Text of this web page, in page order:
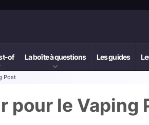
of La boîte à questions Les guides
Post
pour le Vaping